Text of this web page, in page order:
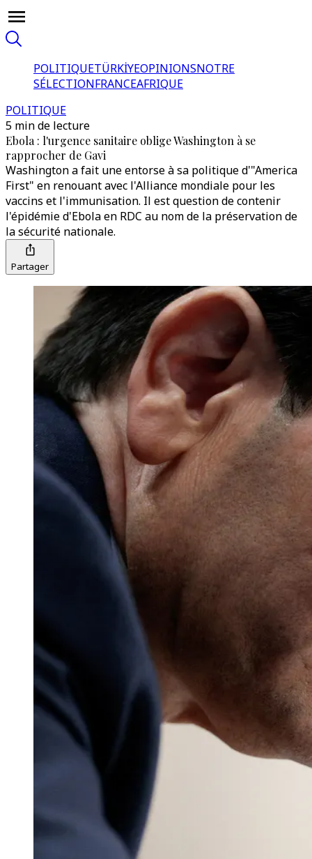
POLITIQUETÜRKİYEOPINIONSNOTRE
SÉLECTIONFRANCEAFRIQUE
POLITIQUE
5 min de lecture
Ebola : l'urgence sanitaire oblige Washington à se
rapprocher de Gavi
Washington a fait une entorse à sa politique d'"America
First" en renouant avec l'Alliance mondiale pour les
vaccins et l'immunisation. Il est question de contenir
l'épidémie d'Ebola en RDC au nom de la préservation de
la sécurité nationale.
Partager